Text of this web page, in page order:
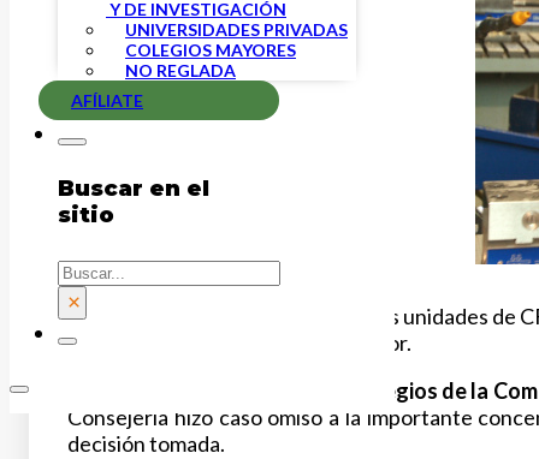
Y DE INVESTIGACIÓN
UNIVERSIDADES PRIVADAS
COLEGIOS MAYORES
NO REGLADA
AFÍLIATE
Buscar en el
sitio
Buscar
×
La denegación de renovación de las unidades de
Ciclos Formativos de Grado Superior.
afectó a unos 50 colegios de la
Consejería hizo caso omiso a la importante
decisión tomada.